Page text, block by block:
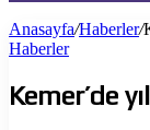
...
Anasayfa/Haberler/
Haberler
Kemer’de